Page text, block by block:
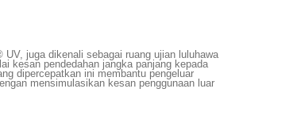
juga dikenali sebagai ruang ujian luluhawa
kesan pendedahan jangka panjang kepada
dipercepatkan ini membantu pengeluar
mensimulasikan kesan penggunaan luar